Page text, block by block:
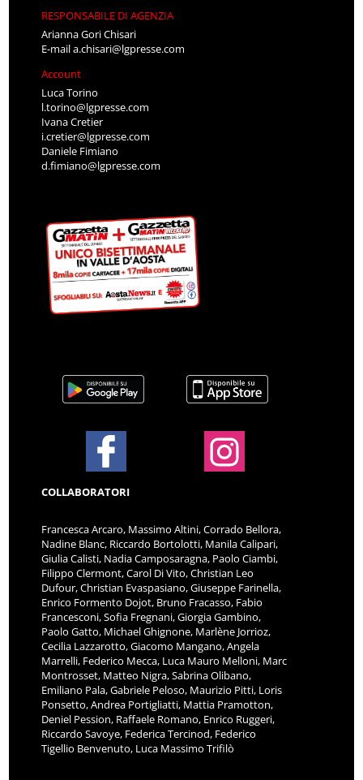
RESPONSABILE DI AGENZIA
Arianna Gori Chisari
E-maila.chisari@lgpresse.com
Account
Luca Torino
l.torino@lgpresse.com
Ivana Cretier
i.cretier@lgpresse.com
Daniele Fimiano
d.fimiano@lgpresse.com
COLLABORATORI
Francesca Arcaro, Massimo Altini, Corrado Bellora,
Nadine Blanc, Riccardo Bortolotti, Manila Calipari,
Giulia Calisti, Nadia Camposaragna, Paolo Ciambi,
Filippo Clermont, Carol Di Vito, Christian Leo
Dufour, Christian Evaspasiano, Giuseppe Farinella,
Enrico Formento Dojot, Bruno Fracasso, Fabio
Francesconi, Sofia Fregnani, Giorgia Gambino,
Paolo Gatto, Michael Ghignone, Marlène Jorrioz,
Cecilia Lazzarotto, Giacomo Mangano, Angela
Marrelli, Federico Mecca, Luca Mauro Melloni, Marc
Montrosset, Matteo Nigra, Sabrina Olibano,
Emiliano Pala, Gabriele Peloso, Maurizio Pitti, Loris
Ponsetto, Andrea Portigliatti, Mattia Pramotton,
Deniel Pession, Raffaele Romano, Enrico Ruggeri,
Riccardo Savoye, Federica Tercinod, Federico
Tigellio Benvenuto, Luca Massimo Trifilò